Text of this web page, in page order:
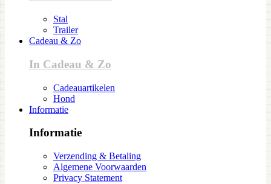
Stal
Trailer
Cadeau & Zo
In Cadeau & Zo
Cadeauartikelen
Hond
Informatie
Informatie
Verzending & Betaling
Algemene Voorwaarden
Privacy Statement